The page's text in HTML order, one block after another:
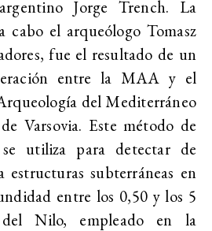
Jorge Trench. La
cabo el arqueólogo Tomasz
fue el resultado de un
entre la MAA y el
del Mediterráneo
Varsovia. Este método de
se utiliza para detectar de
estructuras subterráneas en
entre los 0,50 y los 5
Nilo, empleado en la